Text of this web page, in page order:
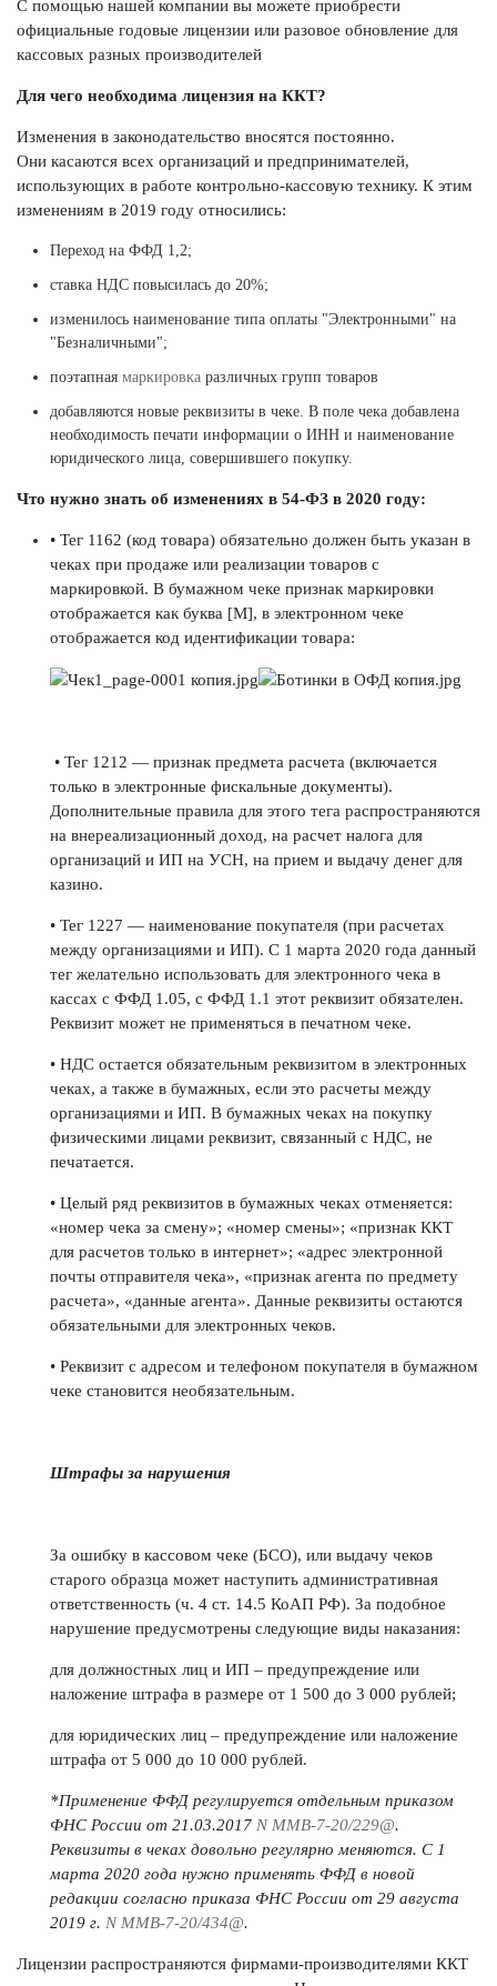
С помощью нашей компании вы можете приобрести
официальные годовые лицензии или разовое обновление для
кассовых разных производителей
Для чего необходима лицензия на ККТ?
Изменения в законодательство вносятся постоянно.
Они касаются всех организаций и предпринимателей,
использующих в работе контрольно-кассовую технику. К этим
изменениям в 2019 году относились:
Переход на ФФД 1,2;
ставка НДС повысилась до 20%;
изменилось наименование типа оплаты "Электронными" на
"Безналичными";
поэтапная маркировка различных групп товаров
добавляются новые реквизиты в чеке. В поле чека добавлена
необходимость печати информации о ИНН и наименование
юридического лица, совершившего покупку.
Что нужно знать об изменениях в 54-ФЗ в 2020 году:
• Тег 1162 (код товара) обязательно должен быть указан в
чеках при продаже или реализации товаров с
маркировкой. В бумажном чеке признак маркировки
отображается как буква [М], в электронном чеке
отображается код идентификации товара:
• Тег 1212 — признак предмета расчета (включается
только в электронные фискальные документы).
Дополнительные правила для этого тега распространяются
на внереализационный доход, на расчет налога для
организаций и ИП на УСН, на прием и выдачу денег для
казино.
• Тег 1227 — наименование покупателя (при расчетах
между организациями и ИП). С 1 марта 2020 года данный
тег желательно использовать для электронного чека в
кассах с ФФД 1.05, с ФФД 1.1 этот реквизит обязателен.
Реквизит может не применяться в печатном чеке.
• НДС остается обязательным реквизитом в электронных
чеках, а также в бумажных, если это расчеты между
организациями и ИП. В бумажных чеках на покупку
физическими лицами реквизит, связанный с НДС, не
печатается.
• Целый ряд реквизитов в бумажных чеках отменяется:
«номер чека за смену»; «номер смены»; «признак ККТ
для расчетов только в интернет»; «адрес электронной
почты отправителя чека», «признак агента по предмету
расчета», «данные агента». Данные реквизиты остаются
обязательными для электронных чеков.
• Реквизит с адресом и телефоном покупателя в бумажном
чеке становится необязательным.
Штрафы за нарушения
За ошибку в кассовом чеке (БСО), или выдачу чеков
старого образца может наступить административная
ответственность (ч. 4 ст. 14.5 КоАП РФ). За подобное
нарушение предусмотрены следующие виды наказания:
для должностных лиц и ИП – предупреждение или
наложение штрафа в размере от 1 500 до 3 000 рублей;
для юридических лиц – предупреждение или наложение
штрафа от 5 000 до 10 000 рублей.
*Применение ФФД регулируется отдельным приказом
ФНС России от 21.03.2017 N ММВ-7-20/229@.
Реквизиты в чеках довольно регулярно меняются. С 1
марта 2020 года нужно применять ФФД в новой
редакции согласно приказа ФНС России от 29 августа
2019 г. N ММВ-7-20/434@.
Лицензии распространяются фирмами-производителями ККТ